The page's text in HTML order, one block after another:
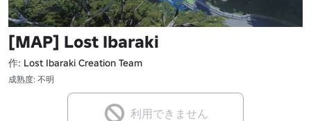
[MAP] Lost Ibaraki
作: Lost Ibaraki Creation Team
成熟度: 不明
利用できません